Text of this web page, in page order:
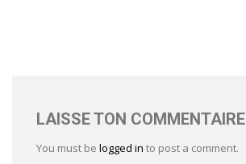
LAISSE TON COMMENTAIRE
You must be logged in to post a comment.